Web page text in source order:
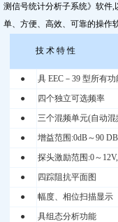
测信号统计分析子系统》软件
单、方便、高效、可靠的操作
技 术 特 性
●
具 EEC－39 型所有功
●
四个独立可选频率
●
三个混频单元(自动混
●
增益范围:0dB～90
●
探头激励范围:0～
●
四踪阻抗平面图
●
幅度、相位扫描显示
●
具组态分析功能